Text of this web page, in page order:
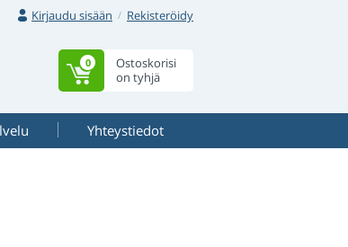
Kirjaudu sisään
Rekisteröidy
Ostoskorisi
on tyhjä
0
Yhteystiedot